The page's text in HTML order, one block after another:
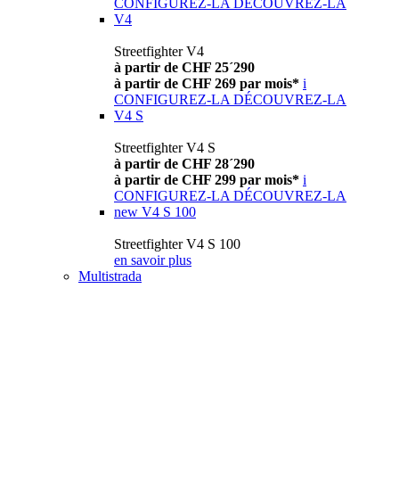
CONFIGUREZ-LA DÉCOUVREZ-LA
V4
Streetfighter V4
à partir de CHF 25´290
à partir de CHF 269 par mois* i
CONFIGUREZ-LA DÉCOUVREZ-LA
V4 S
Streetfighter V4 S
à partir de CHF 28´290
à partir de CHF 299 par mois* i
CONFIGUREZ-LA DÉCOUVREZ-LA
new V4 S 100
Streetfighter V4 S 100
en savoir plus
Multistrada